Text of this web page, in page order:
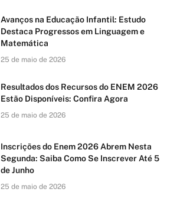
Avanços na Educação Infantil: Estudo
Destaca Progressos em Linguagem e
Matemática
25 de maio de 2026
Resultados dos Recursos do ENEM 2026
Estão Disponíveis: Confira Agora
25 de maio de 2026
Inscrições do Enem 2026 Abrem Nesta
Segunda: Saiba Como Se Inscrever Até 5
de Junho
25 de maio de 2026